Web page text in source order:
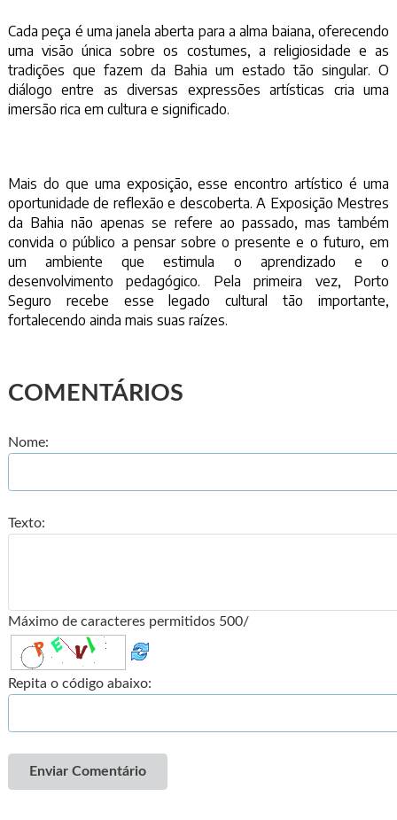
Cada peça é uma janela aberta para a alma baiana, oferecendo
uma visão única sobre os costumes, a religiosidade e as
tradições que fazem da Bahia um estado tão singular. O
diálogo entre as diversas expressões artísticas cria uma
imersão rica em cultura e significado.
Mais do que uma exposição, esse encontro artístico é uma
oportunidade de reflexão e descoberta. A Exposição Mestres
da Bahia não apenas se refere ao passado, mas também
convida o público a pensar sobre o presente e o futuro, em
um ambiente que estimula o aprendizado e o
desenvolvimento pedagógico. Pela primeira vez, Porto
Seguro recebe esse legado cultural tão importante,
fortalecendo ainda mais suas raízes.
COMENTÁRIOS
Nome:
Texto:
Máximo de caracteres permitidos 500/
Repita o código abaixo:
Enviar Comentário